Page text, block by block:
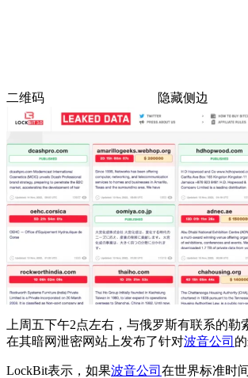
二维码 隐藏侧边
上周五下午2点左右，与俄罗斯有联系的勒
在其暗网泄密网站上发布了针对波音公司
LockBit表示，如果波音公司 在世界标准时